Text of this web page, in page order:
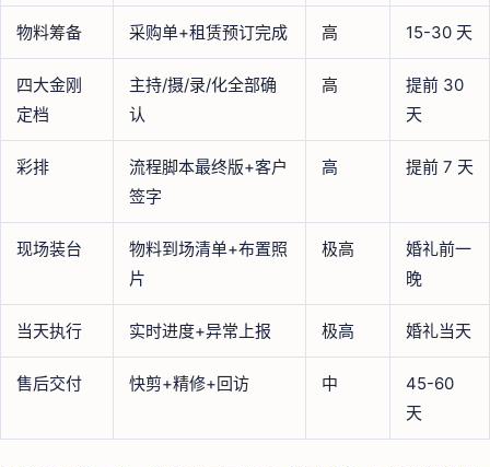
物料筹备 采购单+租赁预订完成 高 15-30 天
四大金刚
定档
主持/摄/录/化全部确
认
高
提前 30
天
彩排
流程脚本最终版+客户
签字
高 提前 7 天
现场装台
物料到场清单+布置照
片
极高
婚礼前一
晚
当天执行 实时进度+异常上报 极高 婚礼当天
售后交付 快剪+精修+回访 中
45-60
天